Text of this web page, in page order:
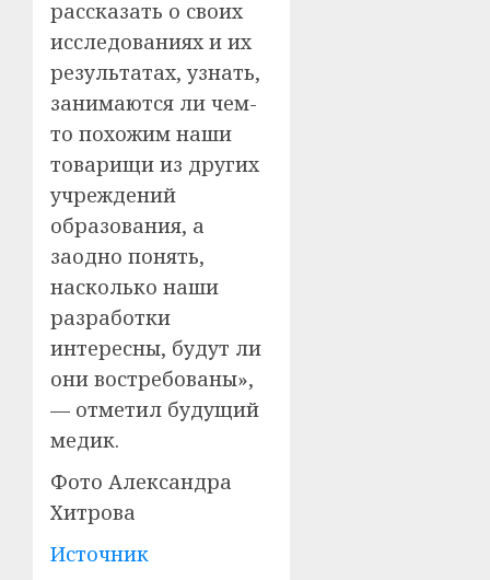
рассказать о своих
исследованиях и их
результатах, узнать,
занимаются ли чем-
то похожим наши
товарищи из других
учреждений
образования, а
заодно понять,
насколько наши
разработки
интересны, будут ли
они востребованы»,
— отметил будущий
медик.
Фото Александра
Хитрова
Источник